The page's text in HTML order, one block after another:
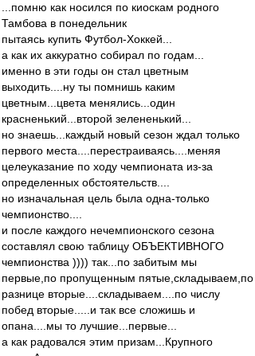
...помню как носился по киоскам родного
Тамбова в понедельник
пытаясь купить Футбол-Хоккей...
а как их аккуратно собирал по годам...
именно в эти годы он стал цветным
выходить....ну ты помнишь каким
цветным...цвета менялись...один
красненький...второй зелененький...
но знаешь...каждый новый сезон ждал только
первого места....перестраиваясь....меняя
целеуказание по ходу чемпионата из-за
определенных обстоятельств....
но изначальная цель была одна-только
чемпионство....
и после каждого нечемпионского сезона
составлял свою таблицу ОБЪЕКТИВНОГО
чемпионства )))) так...по забитым мы
первые,по пропущенным пятые,складываем,по
разнице вторые....складываем....по числу
побед вторые.....и так все сложишь и
опана....мы то лучшие...первые...
а как радовался этим призам...Крупного